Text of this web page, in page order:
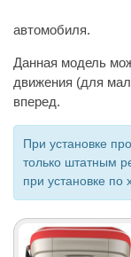
автомобиля.
Данная модель
движения (для
вперед.
При установке
только штатным
при установке по